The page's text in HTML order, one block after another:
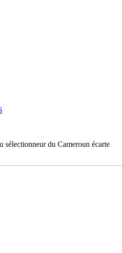
du Cameroun écarte